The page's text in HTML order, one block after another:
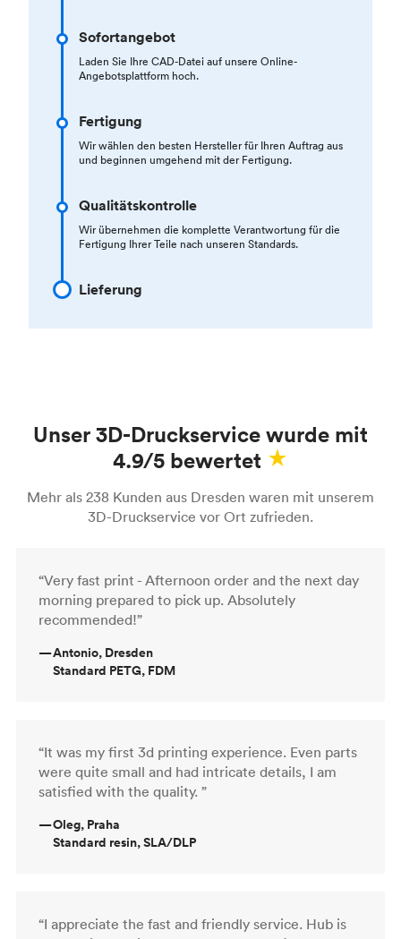
Sofortangebot
Laden Sie Ihre CAD-Datei auf unsere Online-
Angebotsplattform hoch.
Fertigung
Wir wählen den besten Hersteller für Ihren Auftrag aus
und beginnen umgehend mit der Fertigung.
Qualitätskontrolle
Wir übernehmen die komplette Verantwortung für die
Fertigung Ihrer Teile nach unseren Standards.
Lieferung
Unser 3D-Druckservice wurde mit
4.9/5 bewertet
Mehr als 238 Kunden aus Dresden waren mit unserem
3D-Druckservice vor Ort zufrieden.
“Very fast print - Afternoon order and the next day
morning prepared to pick up. Absolutely
recommended!”
—Antonio, Dresden
Standard PETG, FDM
“It was my first 3d printing experience. Even parts
were quite small and had intricate details, I am
satisfied with the quality. ”
—Oleg, Praha
Standard resin, SLA/DLP
“I appreciate the fast and friendly service. Hub is